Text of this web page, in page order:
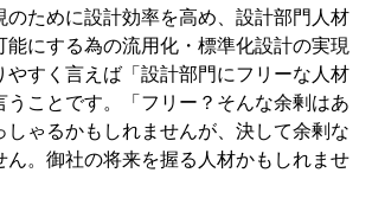
のために設計効率を高め、設計部門人材
能にする為の流用化・標準化設計の実現
やすく言えば「設計部門にフリーな人材
うことです。「フリー？そんな余剰はあ
しゃるかもしれませんが、決して余剰な
ん。御社の将来を握る人材かもしれませ